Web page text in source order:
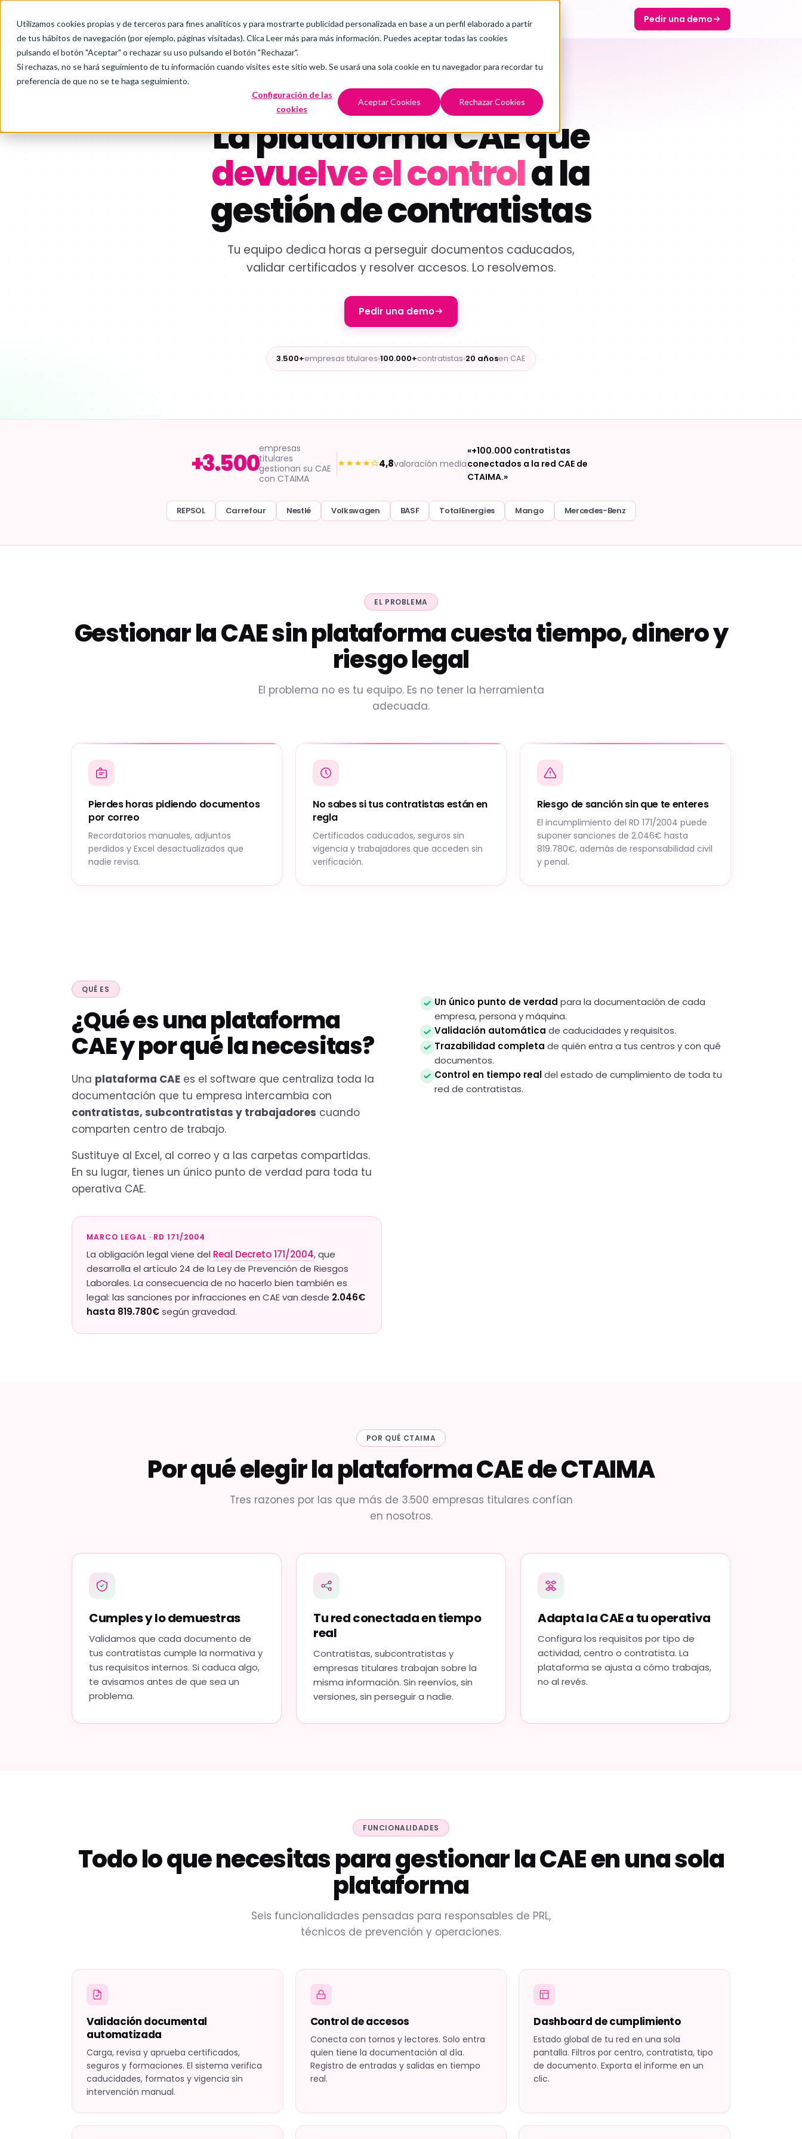
Utilizamos cookies propias y de terceros para fines analíticos y para mostrarte publicidad personalizada en base a un perfil elaborado a partir
de tus hábitos de navegación (por ejemplo, páginas visitadas). Clica Leer más para más información. Puedes aceptar todas las cookies
pulsando el botón "Aceptar" o rechazar su uso pulsando el botón "Rechazar".
Si rechazas, no se hará seguimiento de tu información cuando visites este sitio web. Se usará una sola cookie en tu navegador para recordar tu
preferencia de que no se te haga seguimiento.
Configuración de las
cookies
Aceptar Cookies Rechazar Cookies
Ir al contenido Pedir una demo
PLATAFORMA CAE · COORDINACIÓN DE ACTIVIDADES EMPRESARIALES
La plataforma CAE que
devuelve el controla la
gestión de contratistas
Tu equipo dedica horas a perseguir documentos caducados,
validar certificados y resolver accesos. Lo resolvemos.
Pedir una demo
3.500+empresas titulares 100.000+contratistas 20 añosen CAE
+3.500empresas
titulares
gestionan su CAE
con CTAIMA
4,8valoración media
«+100.000 contratistas
conectados a la red CAE de
CTAIMA.»
REPSOL Carrefour Nestlé Volkswagen BASF TotalEnergies Mango Mercedes-Benz
EL PROBLEMA
Gestionar la CAE sin plataforma cuesta tiempo, dinero y
riesgo legal
El problema no es tu equipo. Es no tener la herramienta
adecuada.
Pierdes horas pidiendo documentos
por correo
Recordatorios manuales, adjuntos
perdidos y Excel desactualizados que
nadie revisa.
No sabes si tus contratistas están en
regla
Certificados caducados, seguros sin
vigencia y trabajadores que acceden sin
verificación.
Riesgo de sanción sin que te enteres
El incumplimiento del RD 171/2004 puede
suponer sanciones de 2.046€ hasta
819.780€, además de responsabilidad civil
y penal.
QUÉ ES
¿Qué es una plataforma
CAE y por qué la necesitas?
Una plataforma CAE es el software que centraliza toda la
documentación que tu empresa intercambia con
contratistas, subcontratistas y trabajadores cuando
comparten centro de trabajo.
Sustituye al Excel, al correo y a las carpetas compartidas.
En su lugar, tienes un único punto de verdad para toda tu
operativa CAE.
MARCO LEGAL · RD 171/2004
La obligación legal viene del Real Decreto 171/2004, que
desarrolla el artículo 24 de la Ley de Prevención de Riesgos
Laborales. La consecuencia de no hacerlo bien también es
legal: las sanciones por infracciones en CAE van desde 2.046€
hasta 819.780€según gravedad.
Un único punto de verdad para la documentación de cada
empresa, persona y máquina.
Validación automática de caducidades y requisitos.
Trazabilidad completa de quién entra a tus centros y con qué
documentos.
Control en tiempo realdel estado de cumplimiento de toda tu
red de contratistas.
POR QUÉ CTAIMA
Por qué elegir la plataforma CAE de CTAIMA
Tres razones por las que más de 3.500 empresas titulares confían
en nosotros.
Cumples y lo demuestras
Validamos que cada documento de
tus contratistas cumple la normativa y
tus requisitos internos. Si caduca algo,
te avisamos antes de que sea un
problema.
Tu red conectada en tiempo
real
Contratistas, subcontratistas y
empresas titulares trabajan sobre la
misma información. Sin reenvíos, sin
versiones, sin perseguir a nadie.
Adapta la CAE a tu operativa
Configura los requisitos por tipo de
actividad, centro o contratista. La
plataforma se ajusta a cómo trabajas,
no al revés.
FUNCIONALIDADES
Todo lo que necesitas para gestionar la CAE en una sola
plataforma
Seis funcionalidades pensadas para responsables de PRL,
técnicos de prevención y operaciones.
Validación documental
automatizada
Carga, revisa y aprueba certificados,
seguros y formaciones. El sistema verifica
caducidades, formatos y vigencia sin
intervención manual.
Control de accesos
Conecta con tornos y lectores. Solo entra
quien tiene la documentación al día.
Registro de entradas y salidas en tiempo
real.
Dashboard de cumplimiento
Estado global de tu red en una sola
pantalla. Filtros por centro, contratista, tipo
de documento. Exporta el informe en un
clic.